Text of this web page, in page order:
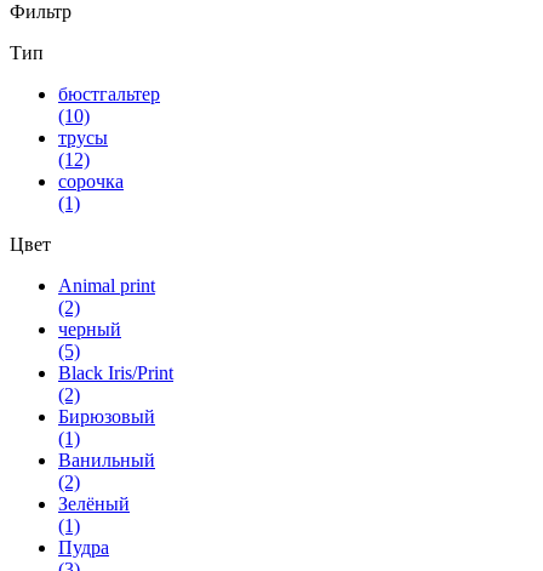
Фильтр
Тип
бюстгальтер
(10)
трусы
(12)
сорочка
(1)
Цвет
Animal print
(2)
черный
(5)
Black Iris/Print
(2)
Бирюзовый
(1)
Ванильный
(2)
Зелёный
(1)
Пудра